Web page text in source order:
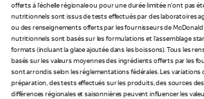
offerts à l'échelle régionale ou pour une durée limitée n'ont pas
nutritionnels sont issus de tests effectués par des laboratoires
ou des renseignements offerts par les fournisseurs de
nutritionnels sont basés sur les formulations et l’assemblage
formats (incluant la glace ajoutée dans les boissons). Tous les
basés sur les valeurs moyennes des ingrédients offerts par les
sont arrondis selon les réglementations fédérales. Les
préparation, des tests effectués sur les produits, des sources
différences régionales et saisonnières peuvent influencer les